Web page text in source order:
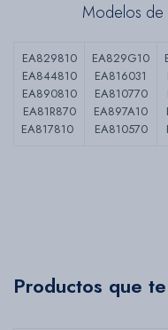
Modelos de
EA829810
EA844810
EA890810
EA81R870
EA817810
EA829G10
EA816031
EA810770
EA897A10
EA810570
Productos que